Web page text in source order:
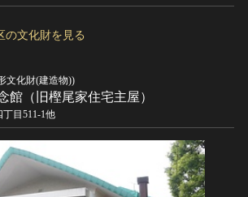
博物館、美術館の皆さまへ
文化庁よりご挨拶
お知らせ一覧
サイトマップ
の文化財を見る
文化財(建造物))
館（旧樫尾家住宅主屋）
目511-1他